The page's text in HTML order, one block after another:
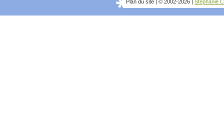
Plan du site © 2002-2026 Stéphanie C